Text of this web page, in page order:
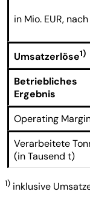
in Mio. EUR, nach
Umsatzerlöse1)
Betriebliches
Ergebnis
Operating
Verarbeitete
(in Tausend t)
1) inklusive